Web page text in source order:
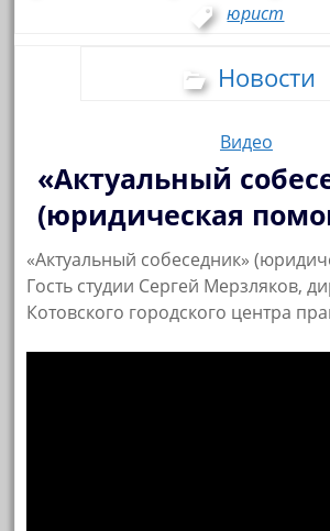
юрист
Новости
Видео
«Актуальный
(юридическая
«Актуальный собеседник»
Гость студии Сергей Мерзляков,
Котовского городского центра